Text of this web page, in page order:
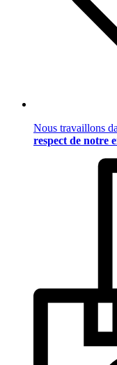
Nous travaillons
respect de notre